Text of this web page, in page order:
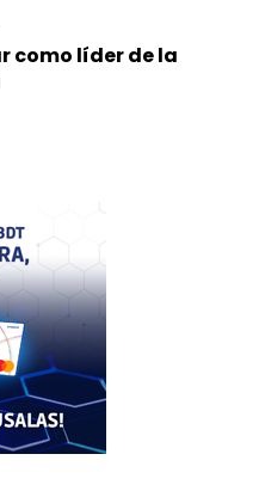
como líder de la